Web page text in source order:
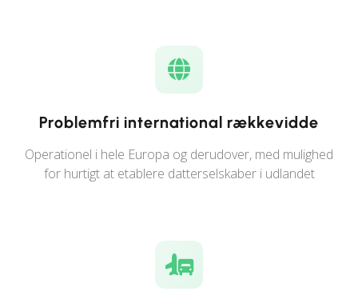
Problemfri international rækkevidde
Operationel i hele Europa og derudover, med mulighed
for hurtigt at etablere datterselskaber i udlandet